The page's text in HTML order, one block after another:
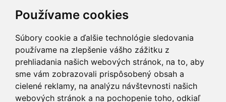
Používame cookies
Súbory cookie a ďalšie technológie sledovania
používame na zlepšenie vášho zážitku z
prehliadania našich webových stránok, na to, aby
sme vám zobrazovali prispôsobený obsah a
cielené reklamy, na analýzu návštevnosti našich
webových stránok a na pochopenie toho, odkiaľ
Facebook Instagram
VIP servis
na zakúpené
Testovacia trať
možnosť vyskúšať si